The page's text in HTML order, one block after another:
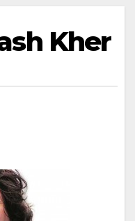
Kher